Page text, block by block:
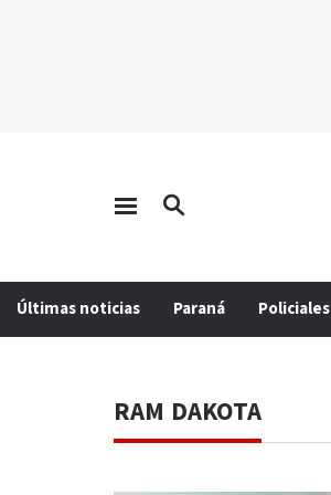
Últimas noticias Paraná Policiales
RAM DAKOTA